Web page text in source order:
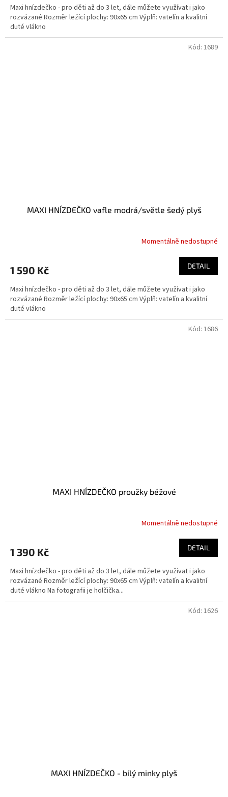
Maxi hnízdečko - pro děti až do 3 let, dále můžete využívat i jako
rozvázané Rozměr ležící plochy: 90x65 cm Výplň: vatelín a kvalitní
duté vlákno
MAXI HNÍZDEČKO vafle modrá/světle šedý plyš
Momentálně nedostupné
1 590 Kč DETAIL
Maxi hnízdečko - pro děti až do 3 let, dále můžete využívat i jako
rozvázané Rozměr ležící plochy: 90x65 cm Výplň: vatelín a kvalitní
duté vlákno
Kód: 1689
MAXI HNÍZDEČKO proužky béžové
Momentálně nedostupné
1 390 Kč DETAIL
Maxi hnízdečko - pro děti až do 3 let, dále můžete využívat i jako
rozvázané Rozměr ležící plochy: 90x65 cm Výplň: vatelín a kvalitní
duté vlákno Na fotografii je holčička...
Kód: 1686
MAXI HNÍZDEČKO - bílý minky plyš
Kód: 1626